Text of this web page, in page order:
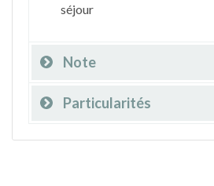
séjour
Note
Particularités